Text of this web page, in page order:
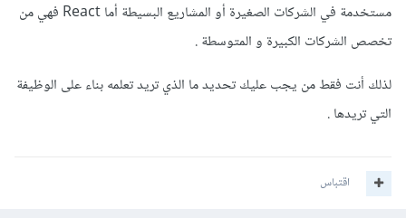
مستخدمة في الشركات الصغيرة أو المشاريع البسيطة أما React فهي من
تخصص الشركات الكبيرة و المتوسطة .
لذلك أنت فقط من يجب عليك تحديد ما الذي تريد تعلمه بناء على الوظيفة
التي تريدها .
اقتباس